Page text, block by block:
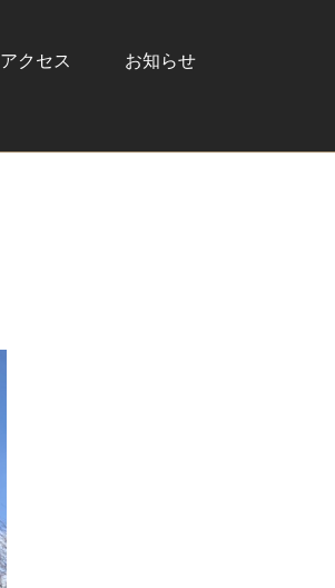
アクセス お知らせ